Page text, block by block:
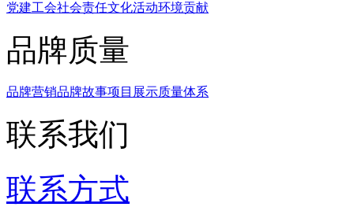
党建工会社会责任文化活动环境贡献
品牌质量
品牌营销品牌故事项目展示质量体系
联系我们
联系方式